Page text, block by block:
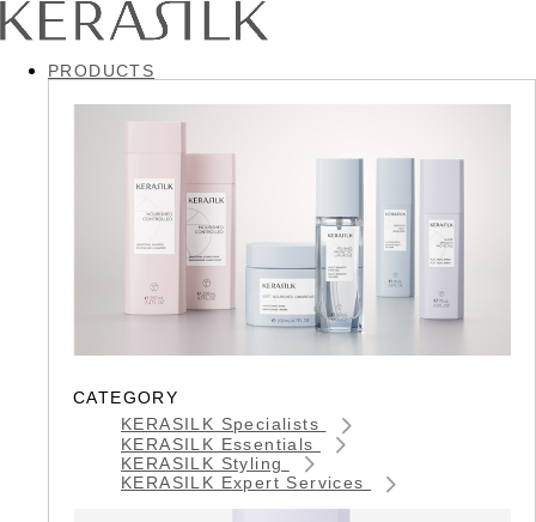
PRODUCTS
CATEGORY
KERASILK Specialists
KERASILK Essentials
KERASILK Styling
KERASILK Expert Services